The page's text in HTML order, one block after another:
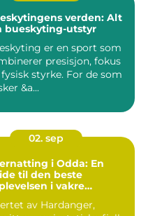
verden: Alt
bueskyting-utstyr
er en sport som
presisjon, fokus
styrke. For de som
&a...
02. sep
i Odda: En
til den beste
i vakre
av Hardanger,